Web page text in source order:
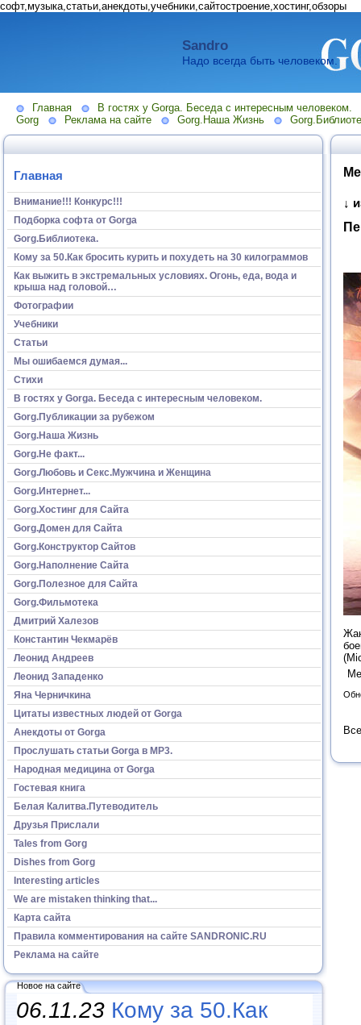
софт,музыка,статьи,анекдоты,учебники,сайтостроение,хостинг,обзоры
Sandro
Надо всегда быть человеком.
Главная
В гостях у Gorga. Беседа с интересным человеком.
Gorg
Реклама на сайте Gorg.Наша Жизнь
Главная
Внимание!!! Конкурс!!!
Подборка софта от Gorga
Gorg.Библиотека.
Кому за 50.Как бросить курить и похудеть на 30 килограммов
Как выжить в экстремальных условиях. Огонь, еда, вода и
крыша над головой…
Фотографии
Учебники
Статьи
Мы ошибаемся думая...
Стихи
В гостях у Gorga. Беседа с интересным человеком.
Gorg.Публикации за рубежом
Gorg.Наша Жизнь
Gorg.Не факт...
Gorg.Любовь и Секс.Мужчина и Женщина
Gorg.Интернет...
Gorg.Хостинг для Сайта
Gorg.Домен для Сайта
Gorg.Конструктор Сайтов
Gorg.Наполнение Сайта
Gorg.Полезное для Сайта
Gorg.Фильмотека
Дмитрий Халезов
Константин Чекмарёв
Леонид Андреев
Леонид Западенко
Яна Черничкина
Цитаты известных людей от Gorga
Анекдоты от Gorga
Прослушать статьи Gorga в МР3.
Народная медицина от Gorga
Гостевая книга
Белая Калитва.Путеводитель
Друзья Прислали
Tales from Gorg
Dishes from Gorg
Interesting articles
We are mistaken thinking that...
Карта сайта
Правила комментирования на сайте SANDRONIC.RU
Реклама на сайте
Новое на сайте
06.11.23 Кому за 50.Как
↓